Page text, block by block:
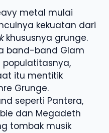
metal mulai
kekuatan dari
khususnya grunge.
band-band Glam
itu mentitik
Grunge.
seperti Pantera,
dan Megadeth
tombak musik